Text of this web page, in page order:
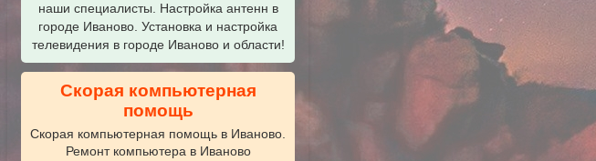
наши специалисты. Настройка антенн в
городе Иваново. Установка и настройка
телевидения в городе Иваново и области!
Скорая компьютерная
помощь
Скорая компьютерная помощь в Иваново.
Ремонт компьютера в Иваново